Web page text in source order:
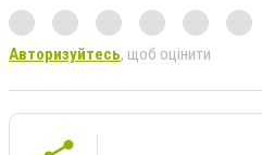
Авторизуйтесь, щоб оцінити